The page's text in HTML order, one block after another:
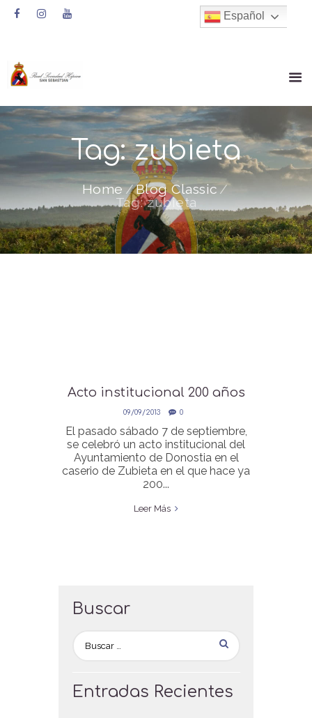
Tag: zubieta
Home
Blog Classic
Tag: zubieta
Acto institucional 200 años
de Donostia-San Sebastián
09/09/2013 0
El pasado sábado 7 de septiembre,
se celebró un acto institucional del
Ayuntamiento de Donostia en el
caserio de Zubieta en el que hace ya
200...
Leer Más
Buscar
Entradas Recientes
Español